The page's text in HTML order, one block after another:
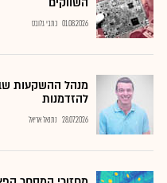
01.08.2026 כתבי גלובס
מנהל ההשקעות
להזדמנות
28.07.2026 נתנאל אריאל